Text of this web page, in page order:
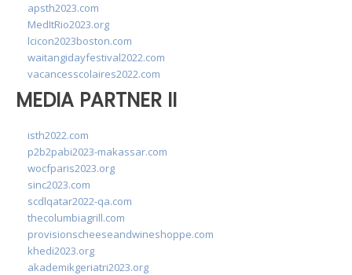
apsth2023.com
MedItRio2023.org
lcicon2023boston.com
waitangidayfestival2022.com
vacancesscolaires2022.com
MEDIA PARTNER II
isth2022.com
p2b2pabi2023-makassar.com
wocfparis2023.org
sinc2023.com
scdlqatar2022-qa.com
thecolumbiagrill.com
provisionscheeseandwineshoppe.com
khedi2023.org
akademikgeriatri2023.org